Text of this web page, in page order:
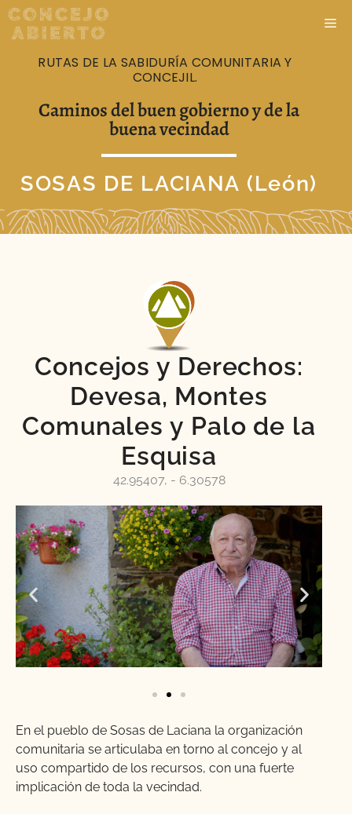
RUTAS DE LA SABIDURÍA COMUNITARIA Y
CONCEJIL.
Caminos del buen gobierno y de la
buena vecindad
SOSAS DE LACIANA (León)
Concejos y Derechos:
Devesa, Montes
Comunales y Palo de la
Esquisa
42.95407, - 6.30578
En el pueblo de Sosas de Laciana la organización
comunitaria se articulaba en torno al concejo y al
uso compartido de los recursos, con una fuerte
implicación de toda la vecindad.